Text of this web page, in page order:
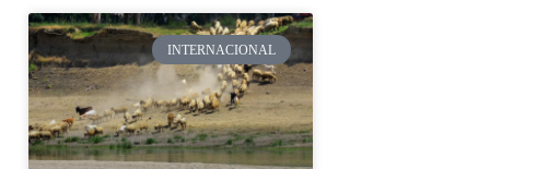
INTERNACIONAL